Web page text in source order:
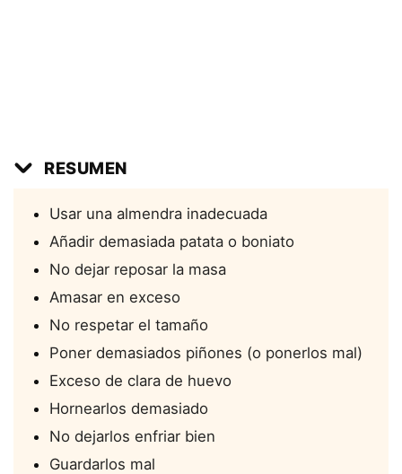
RESUMEN
Usar una almendra inadecuada
Añadir demasiada patata o boniato
No dejar reposar la masa
Amasar en exceso
No respetar el tamaño
Poner demasiados piñones (o ponerlos mal)
Exceso de clara de huevo
Hornearlos demasiado
No dejarlos enfriar bien
Guardarlos mal